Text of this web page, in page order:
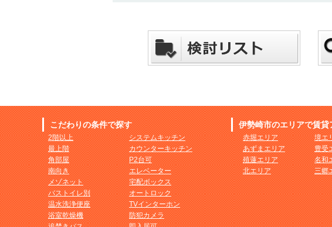
こだわりの条件で探す
2階以上
最上階
角部屋
南向き
メゾネット
バストイレ別
温水洗浄便座
浴室乾燥機
システムキッチン
カウンターキッチン
P2台可
エレベーター
宅配ボックス
オートロック
TVインターホン
防犯カメラ
伊勢崎市のエリアで賃
赤堀エリア
あずまエリア
殖蓮エリア
北エリア
境エ
豊受
名和
三郷